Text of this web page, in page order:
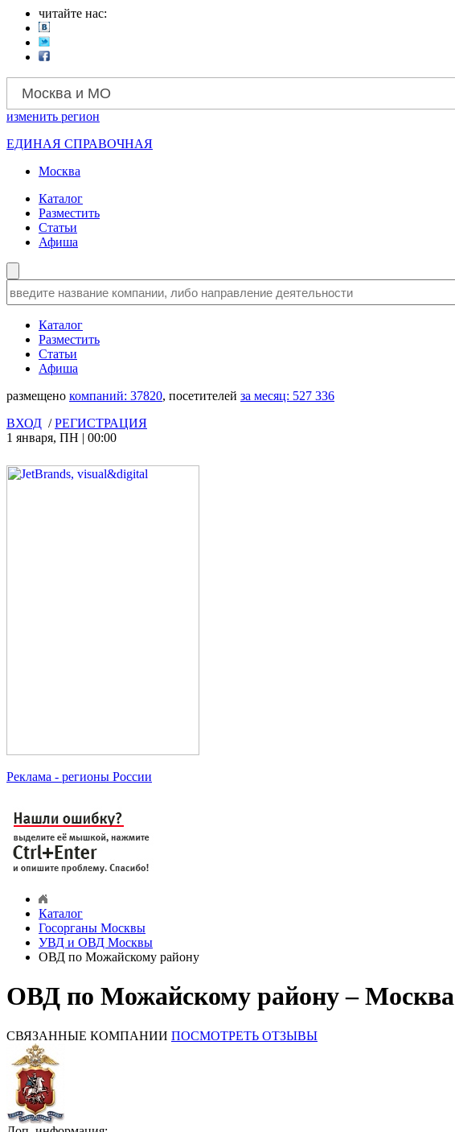
читайте нас:
Москва и МО
изменить регион
ЕДИНАЯ СПРАВОЧНАЯ
Москва
Каталог
Разместить
Статьи
Афиша
Каталог
Разместить
Статьи
Афиша
размещено компаний: 37820, посетителей за месяц: 527 336
ВХОД /РЕГИСТРАЦИЯ
1 января, ПН | 00:00
Реклама - регионы России
Каталог
Госорганы Москвы
УВД и ОВД Москвы
ОВД по Можайскому району
ОВД по Можайскому району – Москва
СВЯЗАННЫЕ КОМПАНИИ ПОСМОТРЕТЬ ОТЗЫВЫ